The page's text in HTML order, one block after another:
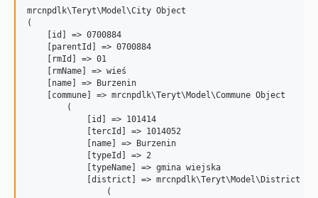
mrcnpdlk\Teryt\Model\City Object
(
    [id] => 0700884
    [parentId] => 0700884
    [rmId] => 01
    [rmName] => wieś
    [name] => Burzenin
    [commune] => mrcnpdlk\Teryt\Model\Commune Object
        (
            [id] => 101414
            [tercId] => 1014052
            [name] => Burzenin
            [typeId] => 2
            [typeName] => gmina wiejska
[district] => mrcnpdlk\Teryt\Model\District
                (